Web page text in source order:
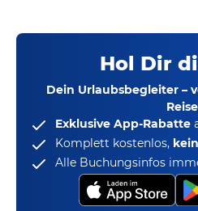
Hol Dir
Dein Urlaubsbegleiter –
Reise
Exklusive App-Rabatte
Komplett kostenlos,
Alle Buchungsinfos